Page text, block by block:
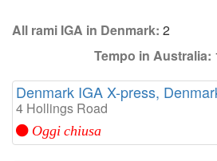
All rami IGA in Denmark: 2
Tempo in Australia:
Denmark IGA X-press,
4 Hollings Road
Oggi chiusa